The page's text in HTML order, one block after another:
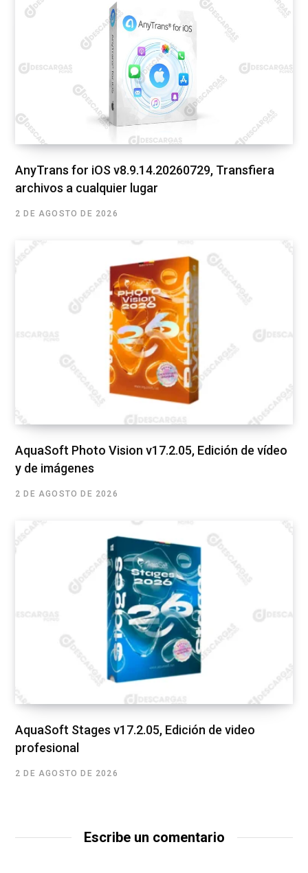
AnyTrans for iOS v8.9.14.20260729, Transfiera
archivos a cualquier lugar
2 DE AGOSTO DE 2026
AquaSoft Photo Vision v17.2.05, Edición de vídeo
y de imágenes
2 DE AGOSTO DE 2026
AquaSoft Stages v17.2.05, Edición de video
profesional
2 DE AGOSTO DE 2026
Escribe un comentario